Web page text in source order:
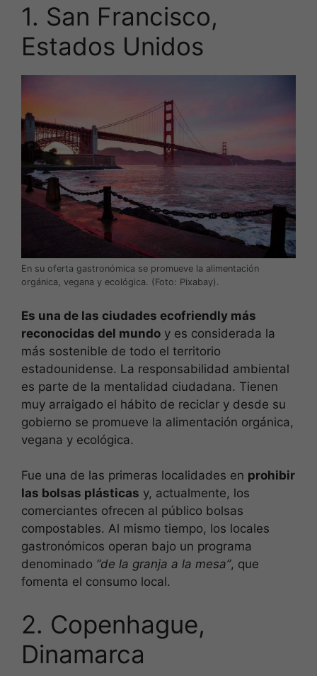
1. San Francisco,
Estados Unidos
En su oferta gastronómica se promueve la alimentación
orgánica, vegana y ecológica. (Foto: Pixabay).
Es una de las ciudades ecofriendly más
reconocidas del mundo y es considerada la
más sostenible de todo el territorio
estadounidense. La responsabilidad ambiental
es parte de la mentalidad ciudadana. Tienen
muy arraigado el hábito de reciclar y desde su
gobierno se promueve la alimentación orgánica,
vegana y ecológica.
Fue una de las primeras localidades en prohibir
las bolsas plásticas y, actualmente, los
comerciantes ofrecen al público bolsas
compostables. Al mismo tiempo, los locales
gastronómicos operan bajo un programa
denominado “de la granja a la mesa”, que
fomenta el consumo local.
2. Copenhague,
Dinamarca